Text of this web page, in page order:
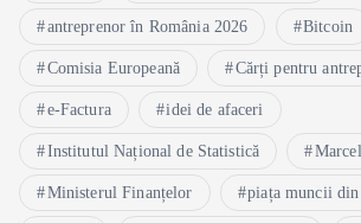
antreprenor în România 2026 Bitcoin
Comisia Europeană Cărți pentru
e-Factura idei de afaceri
Institutul Național de Statistică
Ministerul Finanțelor piața muncii din